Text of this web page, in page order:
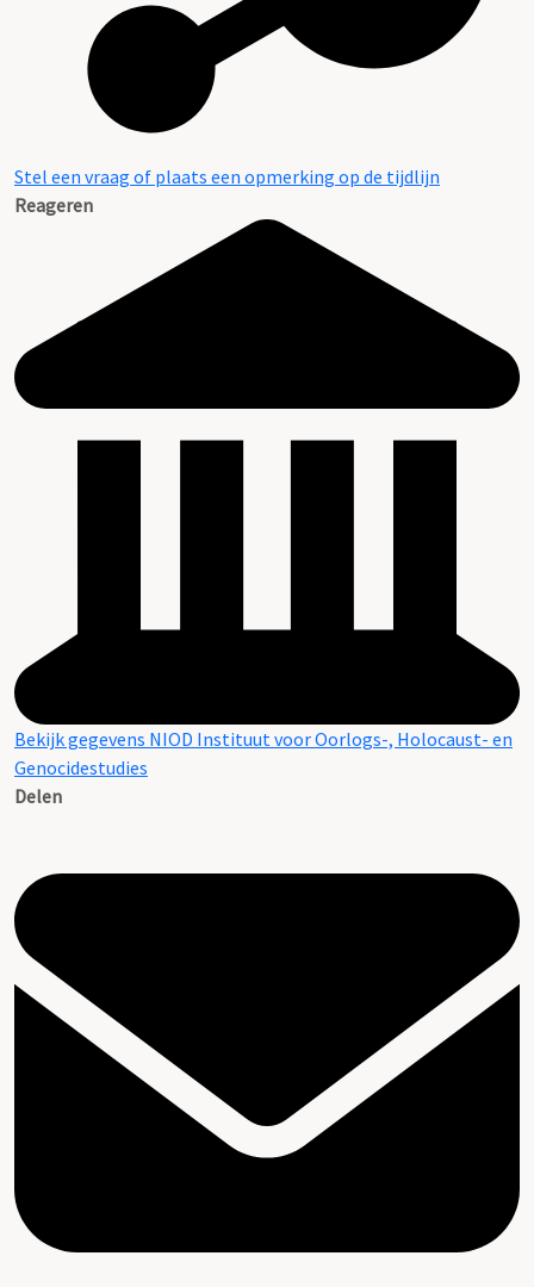
Stel een vraag of plaats een opmerking op de tijdlijn
Reageren
Bekijk gegevens NIOD Instituut voor Oorlogs-, Holocaust- en
Genocidestudies
Delen